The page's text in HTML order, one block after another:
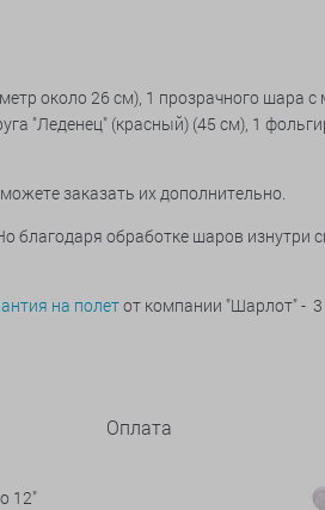
около 26 см), 1 прозрачного шара
"Леденец" (красный) (45 см), 1
заказать их дополнительно.
благодаря обработке шаров
на полетот компании "Шарлот" -
Оплата
12"